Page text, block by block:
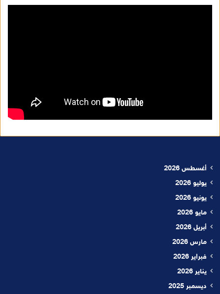
أغسطس 2026
يوليو 2026
يونيو 2026
مايو 2026
أبريل 2026
مارس 2026
فبراير 2026
يناير 2026
ديسمبر 2025